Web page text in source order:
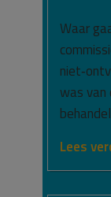
Waar
was van
Lees